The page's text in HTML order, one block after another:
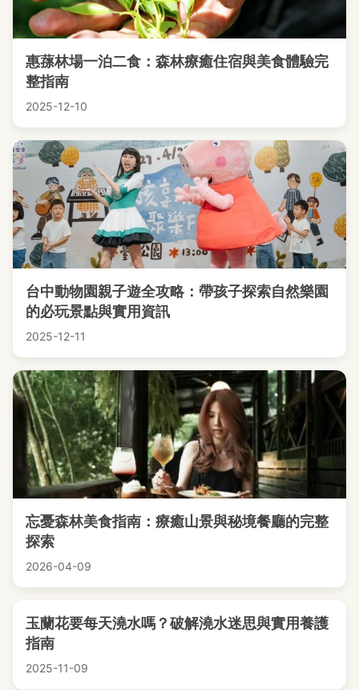
惠蓀林場一泊二食：森林療癒住宿與美食體驗完
整指南
2025-12-10
台中動物園親子遊全攻略：帶孩子探索自然樂園
的必玩景點與實用資訊
2025-12-11
忘憂森林美食指南：療癒山景與秘境餐廳的完整
探索
2026-04-09
玉蘭花要每天澆水嗎？破解澆水迷思與實用養護
指南
2025-11-09